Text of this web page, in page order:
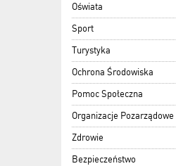
Oświata
Sport
Turystyka
Ochrona Środowiska
Pomoc Społeczna
Organizacje Pozarządowe
Zdrowie
Bezpieczeństwo